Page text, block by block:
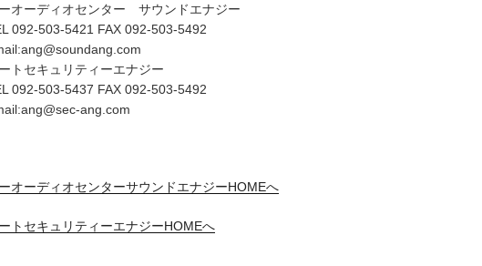
オーディオセンター サウンドエナジー
092-503-5421 FAX 092-503-5492
トセキュリティーエナジー
092-503-5437 FAX 092-503-5492
ang.com
オーディオセンターサウンドエナジーHOMEへ
トセキュリティーエナジーHOMEへ